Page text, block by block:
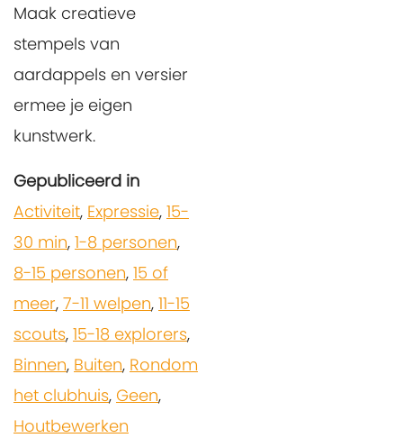
Maak creatieve
stempels van
aardappels en versier
ermee je eigen
kunstwerk.
Gepubliceerd in
Activiteit, Expressie, 15-
30 min, 1-8 personen,
8-15 personen, 15 of
meer, 7-11 welpen, 11-15
scouts, 15-18 explorers,
Binnen, Buiten, Rondom
het clubhuis, Geen,
Houtbewerken